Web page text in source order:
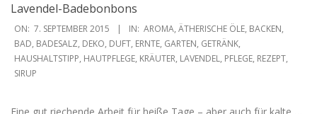
Lavendel-Badebonbons
2015-
09-
07
ON: 7. SEPTEMBER 2015 IN: AROMA, ÄTHERISCHE ÖLE, BACKEN,
BAD, BADESALZ, DEKO, DUFT, ERNTE, GARTEN, GETRÄNK,
HAUSHALTSTIPP, HAUTPFLEGE, KRÄUTER, LAVENDEL, PFLEGE, REZEPT,
SIRUP